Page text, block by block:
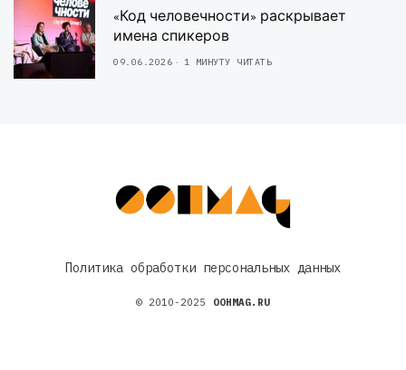
«Код человечности» раскрывает
имена спикеров
09.06.2026 1 МИНУТУ ЧИТАТЬ
Политика обработки персональных данных
© 2010-2025 OOHMAG.RU